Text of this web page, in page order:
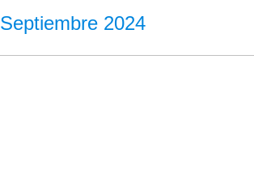
Septiembre 2024